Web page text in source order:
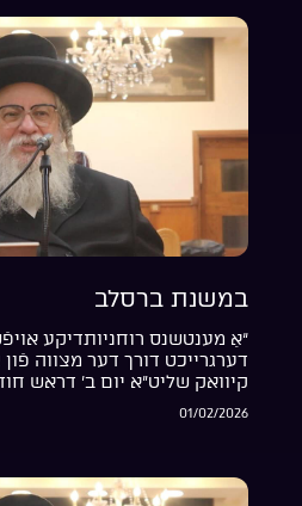
במשנת ברסלב
“אַ מענטשנס רוחניותדיקע
דערגרייכט דורך דער מצווה פֿון
קיוואק שליט”א יום ב’ דראש
01/02/2026